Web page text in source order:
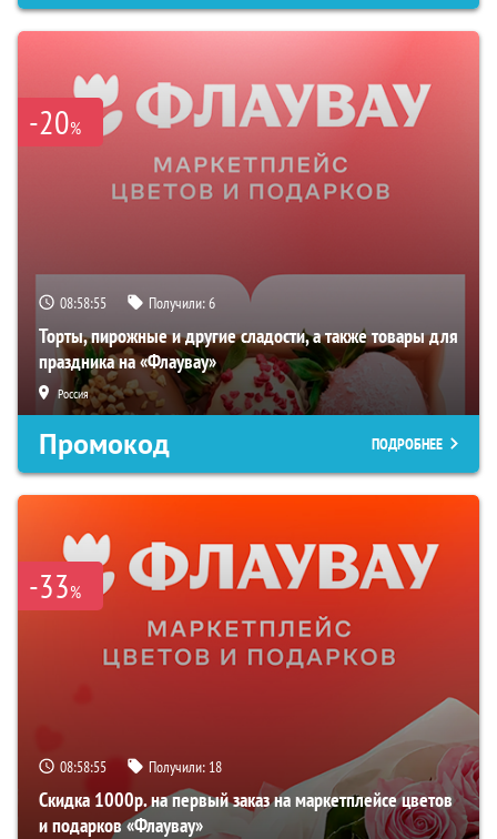
-20%
08:58:54 Получили:6
Торты, пирожные и другие сладости, а также товары для
праздника на «Флаувау»
Россия
Промокод ПОДРОБНЕЕ
-33%
08:58:54 Получили: 18
Скидка 1000р. на первый заказ на маркетплейсе цветов
и подарков «Флаувау»